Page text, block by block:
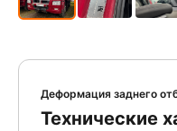
Деформация заднего
Технические